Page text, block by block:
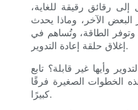
رقائق رقيقة للغاية،
البعض الآخر، وماذا يحدث
الطاقة، وتُساهم في
إغلاق حلقة إعادة التدوير.
وأيها غير قابلة؟ تابع
الخطوات الصغيرة فرقًا
كبيرًا.